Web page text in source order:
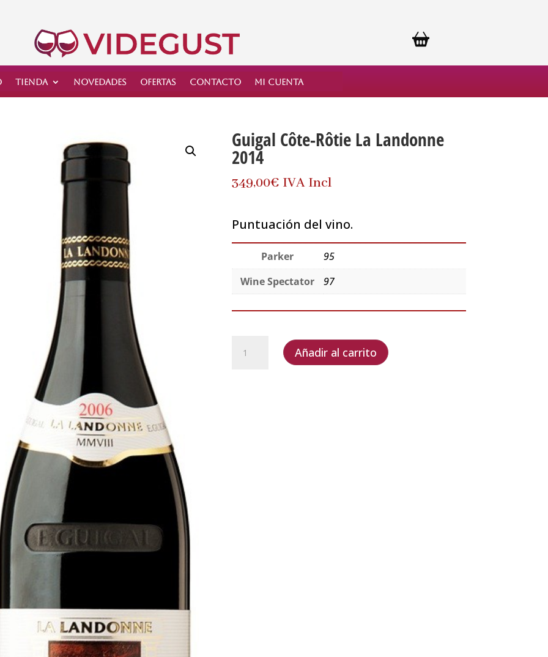
Tienda Novedades Ofertas Contacto Mi cuenta
Guigal Côte-Rôtie La Landonne
2014
349,00€ IVA Incl
Puntuación del vino.
Parker
95
Wine Spectator
97
Côte-
Añadir al carrito